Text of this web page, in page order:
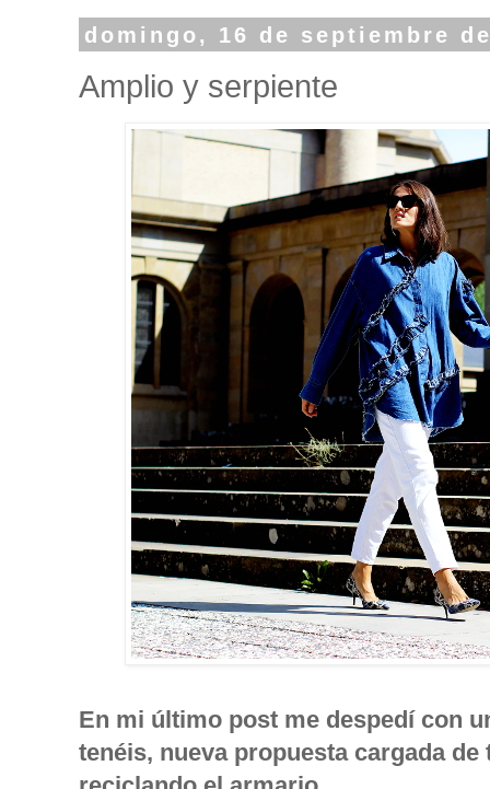
domingo, 16 de septiembre
Amplio y serpiente
En mi último post me despedí con
tenéis, nueva propuesta cargada